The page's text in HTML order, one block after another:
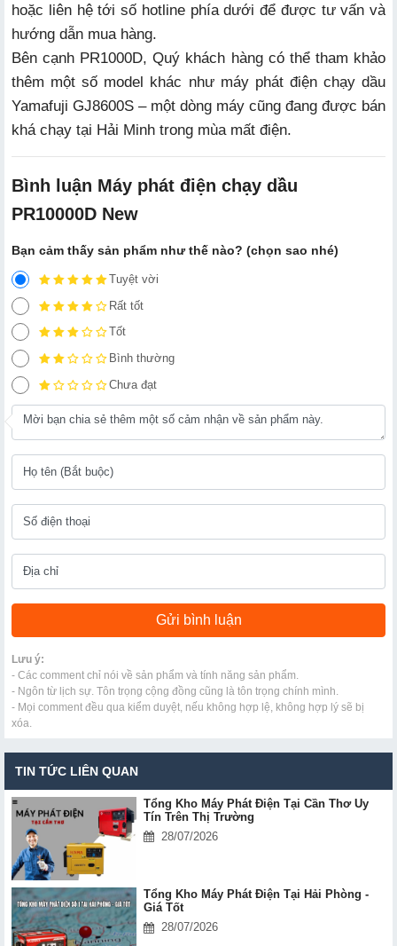
hoặc liên hệ tới số hotline phía dưới để được tư vấn và
hướng dẫn mua hàng.
Bên cạnh PR1000D, Quý khách hàng có thể tham khảo
thêm một số model khác như máy phát điện chạy dầu
Yamafuji GJ8600S – một dòng máy cũng đang được bán
khá chạy tại Hải Minh trong mùa mất điện.
Bình luận Máy phát điện chạy dầu
PR10000D New
Bạn cảm thấy sản phẩm như thế nào? (chọn sao nhé)
Tuyệt vời
Rất tốt
Tốt
Bình thường
Chưa đạt
Lưu ý:
- Các comment chỉ nói về sản phẩm và tính năng sản phẩm.
- Ngôn từ lịch sự. Tôn trọng cộng đồng cũng là tôn trọng chính mình.
- Mọi comment đều qua kiểm duyệt, nếu không hợp lệ, không hợp lý sẽ bị
xóa.
TIN TỨC LIÊN QUAN
Tổng Kho Máy Phát Điện Tại Cần Thơ Uy
Tín Trên Thị Trường
28/07/2026
Tổng Kho Máy Phát Điện Tại Hải Phòng -
Giá Tốt
28/07/2026